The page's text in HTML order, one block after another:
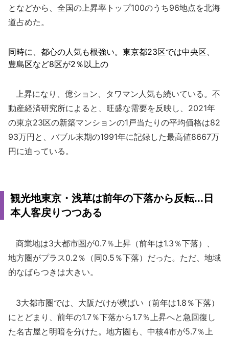
となどから、全国の上昇率トップ100のうち96地点を北海
道占めた。
同時に、都心の人気も根強い。東京都23区では中央区、
豊島区など8区が2％以上の
上昇になり、億ション、タワマン人気も続いている。不
動産経済研究所によると、旺盛な需要を反映し、2021年
の東京23区の新築マンションの1戸当たりの平均価格は82
93万円と、バブル末期の1991年に記録した最高値8667万
円に迫っている。
観光地東京・浅草は前年の下落から反転...日
本人客戻りつつある
商業地は3大都市圏が0.7％上昇（前年は1.3％下落）、
地方圏がプラス0.2％（同0.5％下落）だった。ただ、地域
的なばらつきは大きい。
3大都市圏では、大阪だけが横ばい（前年は1.8％下落）
にとどまり、前年の1.7％下落から1.7％上昇へと急回復し
た名古屋と明暗を分けた。地方圏も、中核4市が5.7％上